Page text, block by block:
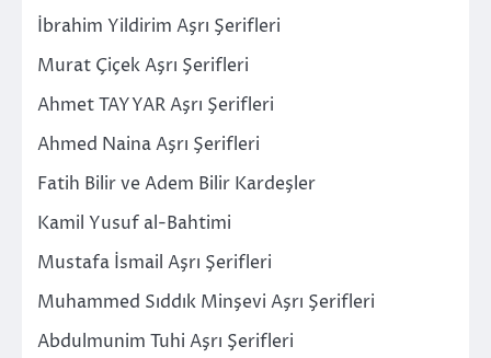
İbrahim Yildirim Aşrı Şerifleri
Murat Çiçek Aşrı Şerifleri
Ahmet TAYYAR Aşrı Şerifleri
Ahmed Naina Aşrı Şerifleri
Fatih Bilir ve Adem Bilir Kardeşler
Kamil Yusuf al-Bahtimi
Mustafa İsmail Aşrı Şerifleri
Muhammed Sıddık Minşevi Aşrı Şerifleri
Abdulmunim Tuhi Aşrı Şerifleri